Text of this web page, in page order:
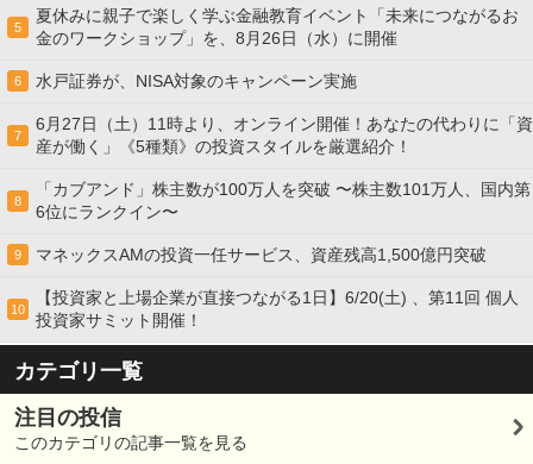
5
夏休みに親子で楽しく学ぶ金融教育イベント「未来につながるお
金のワークショップ」を、8月26日（水）に開催
6 水戸証券が、NISA対象のキャンペーン実施
7
6月27日（土）11時より、オンライン開催！あなたの代わりに「資
産が働く」《5種類》の投資スタイルを厳選紹介！
8
「カブアンド」株主数が100万人を突破 〜株主数101万人、国内第
6位にランクイン〜
9 マネックスAMの投資一任サービス、資産残高1,500億円突破
10
【投資家と上場企業が直接つながる1日】6/20(土) 、第11回 個人
投資家サミット開催！
カテゴリ一覧
注目の投信
このカテゴリの記事一覧を見る